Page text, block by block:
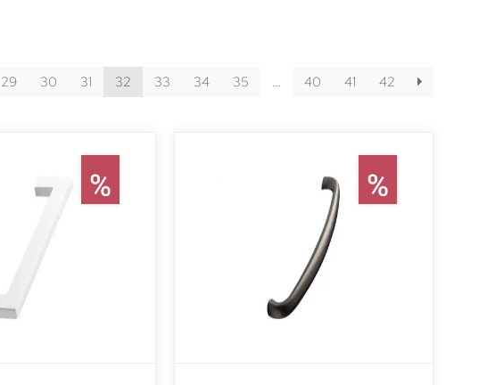
29 30 31 32 33 34 35 … 40 41 42